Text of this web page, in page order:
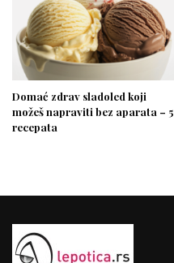
Domać zdrav sladoled koji
možeš napraviti bez aparata – 5
recepata